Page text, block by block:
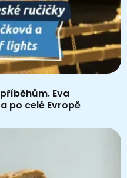
Eva
po celé Evropě